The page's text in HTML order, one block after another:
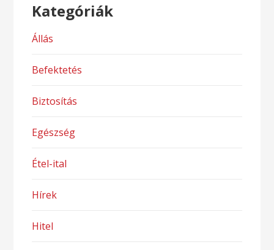
Kategóriák
Állás
Befektetés
Biztosítás
Egészség
Étel-ital
Hírek
Hitel